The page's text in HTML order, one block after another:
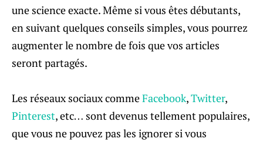
une science exacte. Même si vous êtes débutants,
en suivant quelques conseils simples, vous pourrez
augmenter le nombre de fois que vos articles
seront partagés.
Les réseaux sociaux commeFacebook,Twitter,
Pinterest, etc… sont devenus tellement populaires,
que vous ne pouvez pas les ignorer si vous